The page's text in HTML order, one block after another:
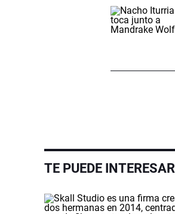
TE PUEDE INTERESAR